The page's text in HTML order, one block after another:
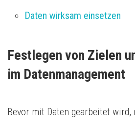
Daten wirksam einsetzen
Festlegen von Zielen
im Datenmanagement
Bevor mit Daten gearbeitet wird,